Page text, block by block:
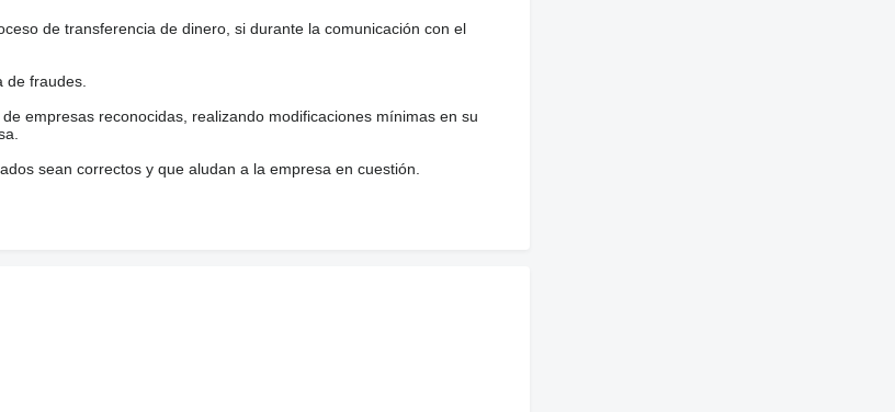
de transferencia de dinero, si durante la comunicación con el
fraudes.
empresas reconocidas, realizando modificaciones mínimas en su
sean correctos y que aludan a la empresa en cuestión.